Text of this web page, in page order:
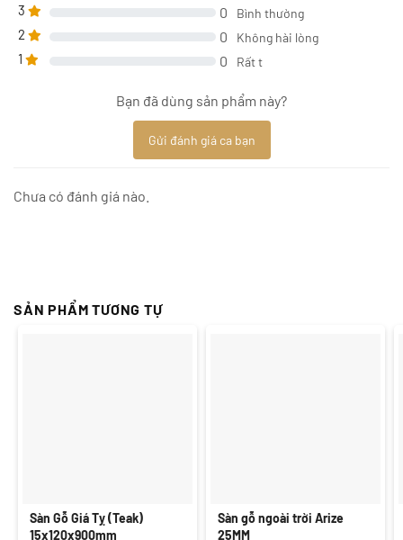
3 0 Bình thường
2 0 Không hài lòng
1 0 Rất t
Bạn đã dùng sản phẩm này?
Gửi đánh giá ca bạn
Chưa có đánh giá nào.
SẢN PHẨM TƯƠNG TỰ
Sàn Gỗ Giá Tỵ (Teak)
15x120x900mm
Sàn gỗ ngoài trời Arize
25MM